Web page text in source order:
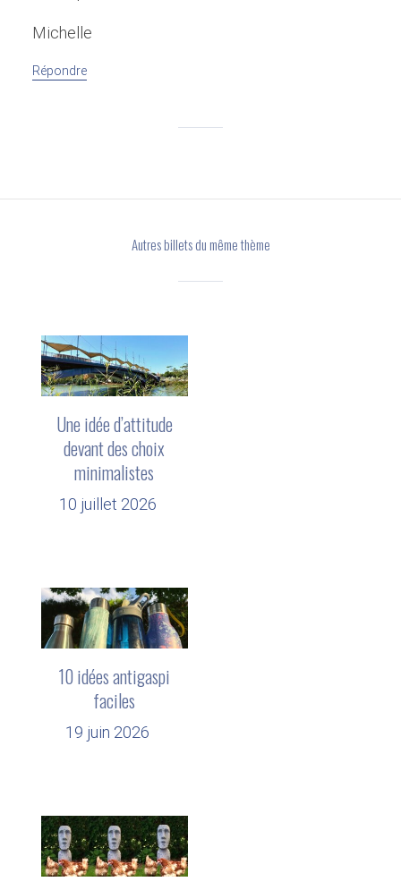
Michelle
Répondre
Autres billets du même thème
Une idée d’attitude
devant des choix
minimalistes
10 juillet 2026
10 idées antigaspi
faciles
19 juin 2026